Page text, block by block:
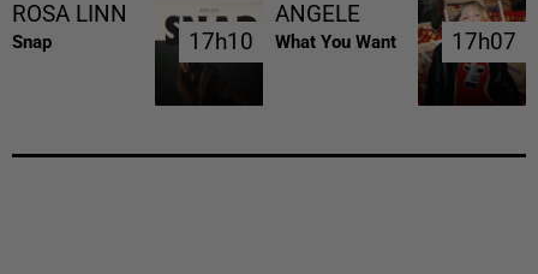
ROSA LINN
Snap 17h10
17h10
ANGELE
What You Want 17h07
17h07